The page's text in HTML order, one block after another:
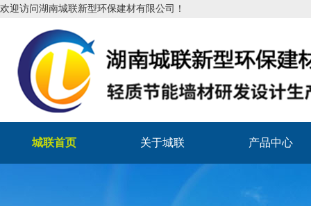
欢迎访问湖南城联新型环保建材有限公司！
城联首页 关于城联 产品中心